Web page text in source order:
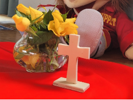
Outlook Live